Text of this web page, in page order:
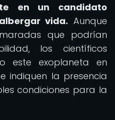
en un candidato
vida. Aunque
que podrían
los científicos
este exoplaneta en
indiquen la presencia
condiciones para la